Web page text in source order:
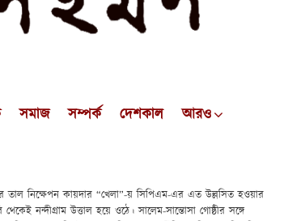
সমাজ সম্পর্ক দেশকাল আরও
তাল নিক্ষেপন কায়দার “খেলা”-য় সিপিএম-এর এত উল্লসিত হওয়ার
নন্দীগ্রাম উত্তাল হয়ে ওঠে। সালেম-সান্তোসা গোষ্ঠীর সঙ্গে